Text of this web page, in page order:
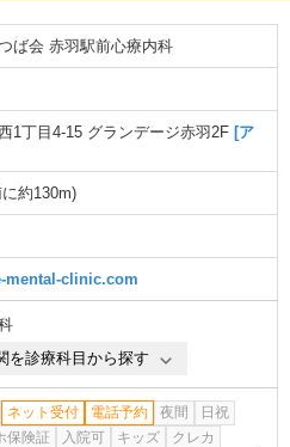
ば会 赤羽駅前心療内科
1丁目4-15 グランデージ赤羽2F [ア
約130m)
mental-clinic.com
を診療科目から探す
ネット受付 電話予約 夜間
日祝
保険証 入院可 キッズ
クレカ